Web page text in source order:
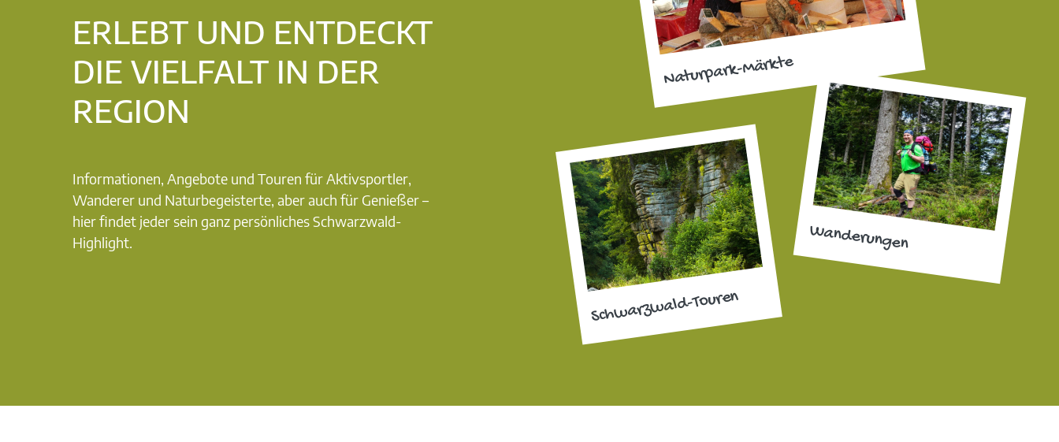
ERLEBT UND ENTDECKT
DIE VIELFALT IN DER
REGION
Informationen, Angebote und Touren für Aktivsportler,
Wanderer und Naturbegeisterte, aber auch für Genießer –
hier findet jeder sein ganz persönliches Schwarzwald-
Highlight.
Naturpark-Märkte
Wanderungen
Schwarzwald-Touren